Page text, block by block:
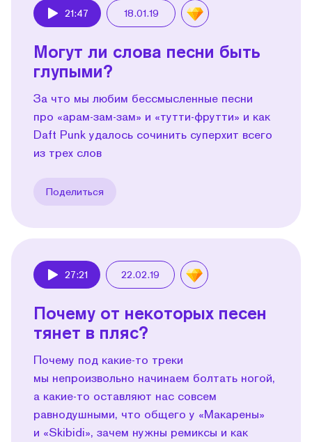
21:47 18.01.19
Могут ли слова песни быть
глупыми?
За что мы любим бессмысленные песни
про «арам-зам-зам» и «тутти-фрутти» и как
Daft Punk удалось сочинить суперхит всего
из трех слов
Поделиться
27:21 22.02.19
Почему от некоторых песен
тянет в пляс?
Почему под какие-то треки
мы непроизвольно начинаем болтать ногой,
а какие-то оставляют нас совсем
равнодушными, что общего у «Макарены»
и «Skibidi», зачем нужны ремиксы и как